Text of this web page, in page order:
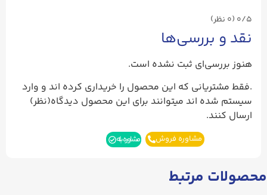
0/5 (۰ نظر)
نقد و بررسی‌ها
هنوز بررسی‌ای ثبت نشده است.
.فقط مشتریانی که این محصول را خریداری کرده اند و وارد
سیستم شده اند میتوانند برای این محصول دیدگاه(نظر)
ارسال کنند.
مشاوره فروش مشاوره بله
مرتبط